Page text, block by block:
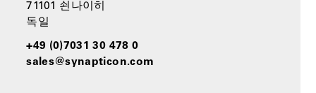
71101 쇤나이히
독일
+49 (0)7031 30 478 0
sales@synapticon.com